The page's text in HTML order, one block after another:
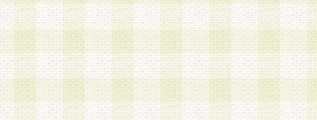
第4条 ログインIDおよびパスワードの管理
1.会員は、会員登録後、本サイト内にて本サービ
加する際には、前条に基づき当社から付与された
スワードを使用するものとします。
2.登録の際に当社が付与したログインIDおよびパ
の使用に関しては、全て会員本人がその責任を負